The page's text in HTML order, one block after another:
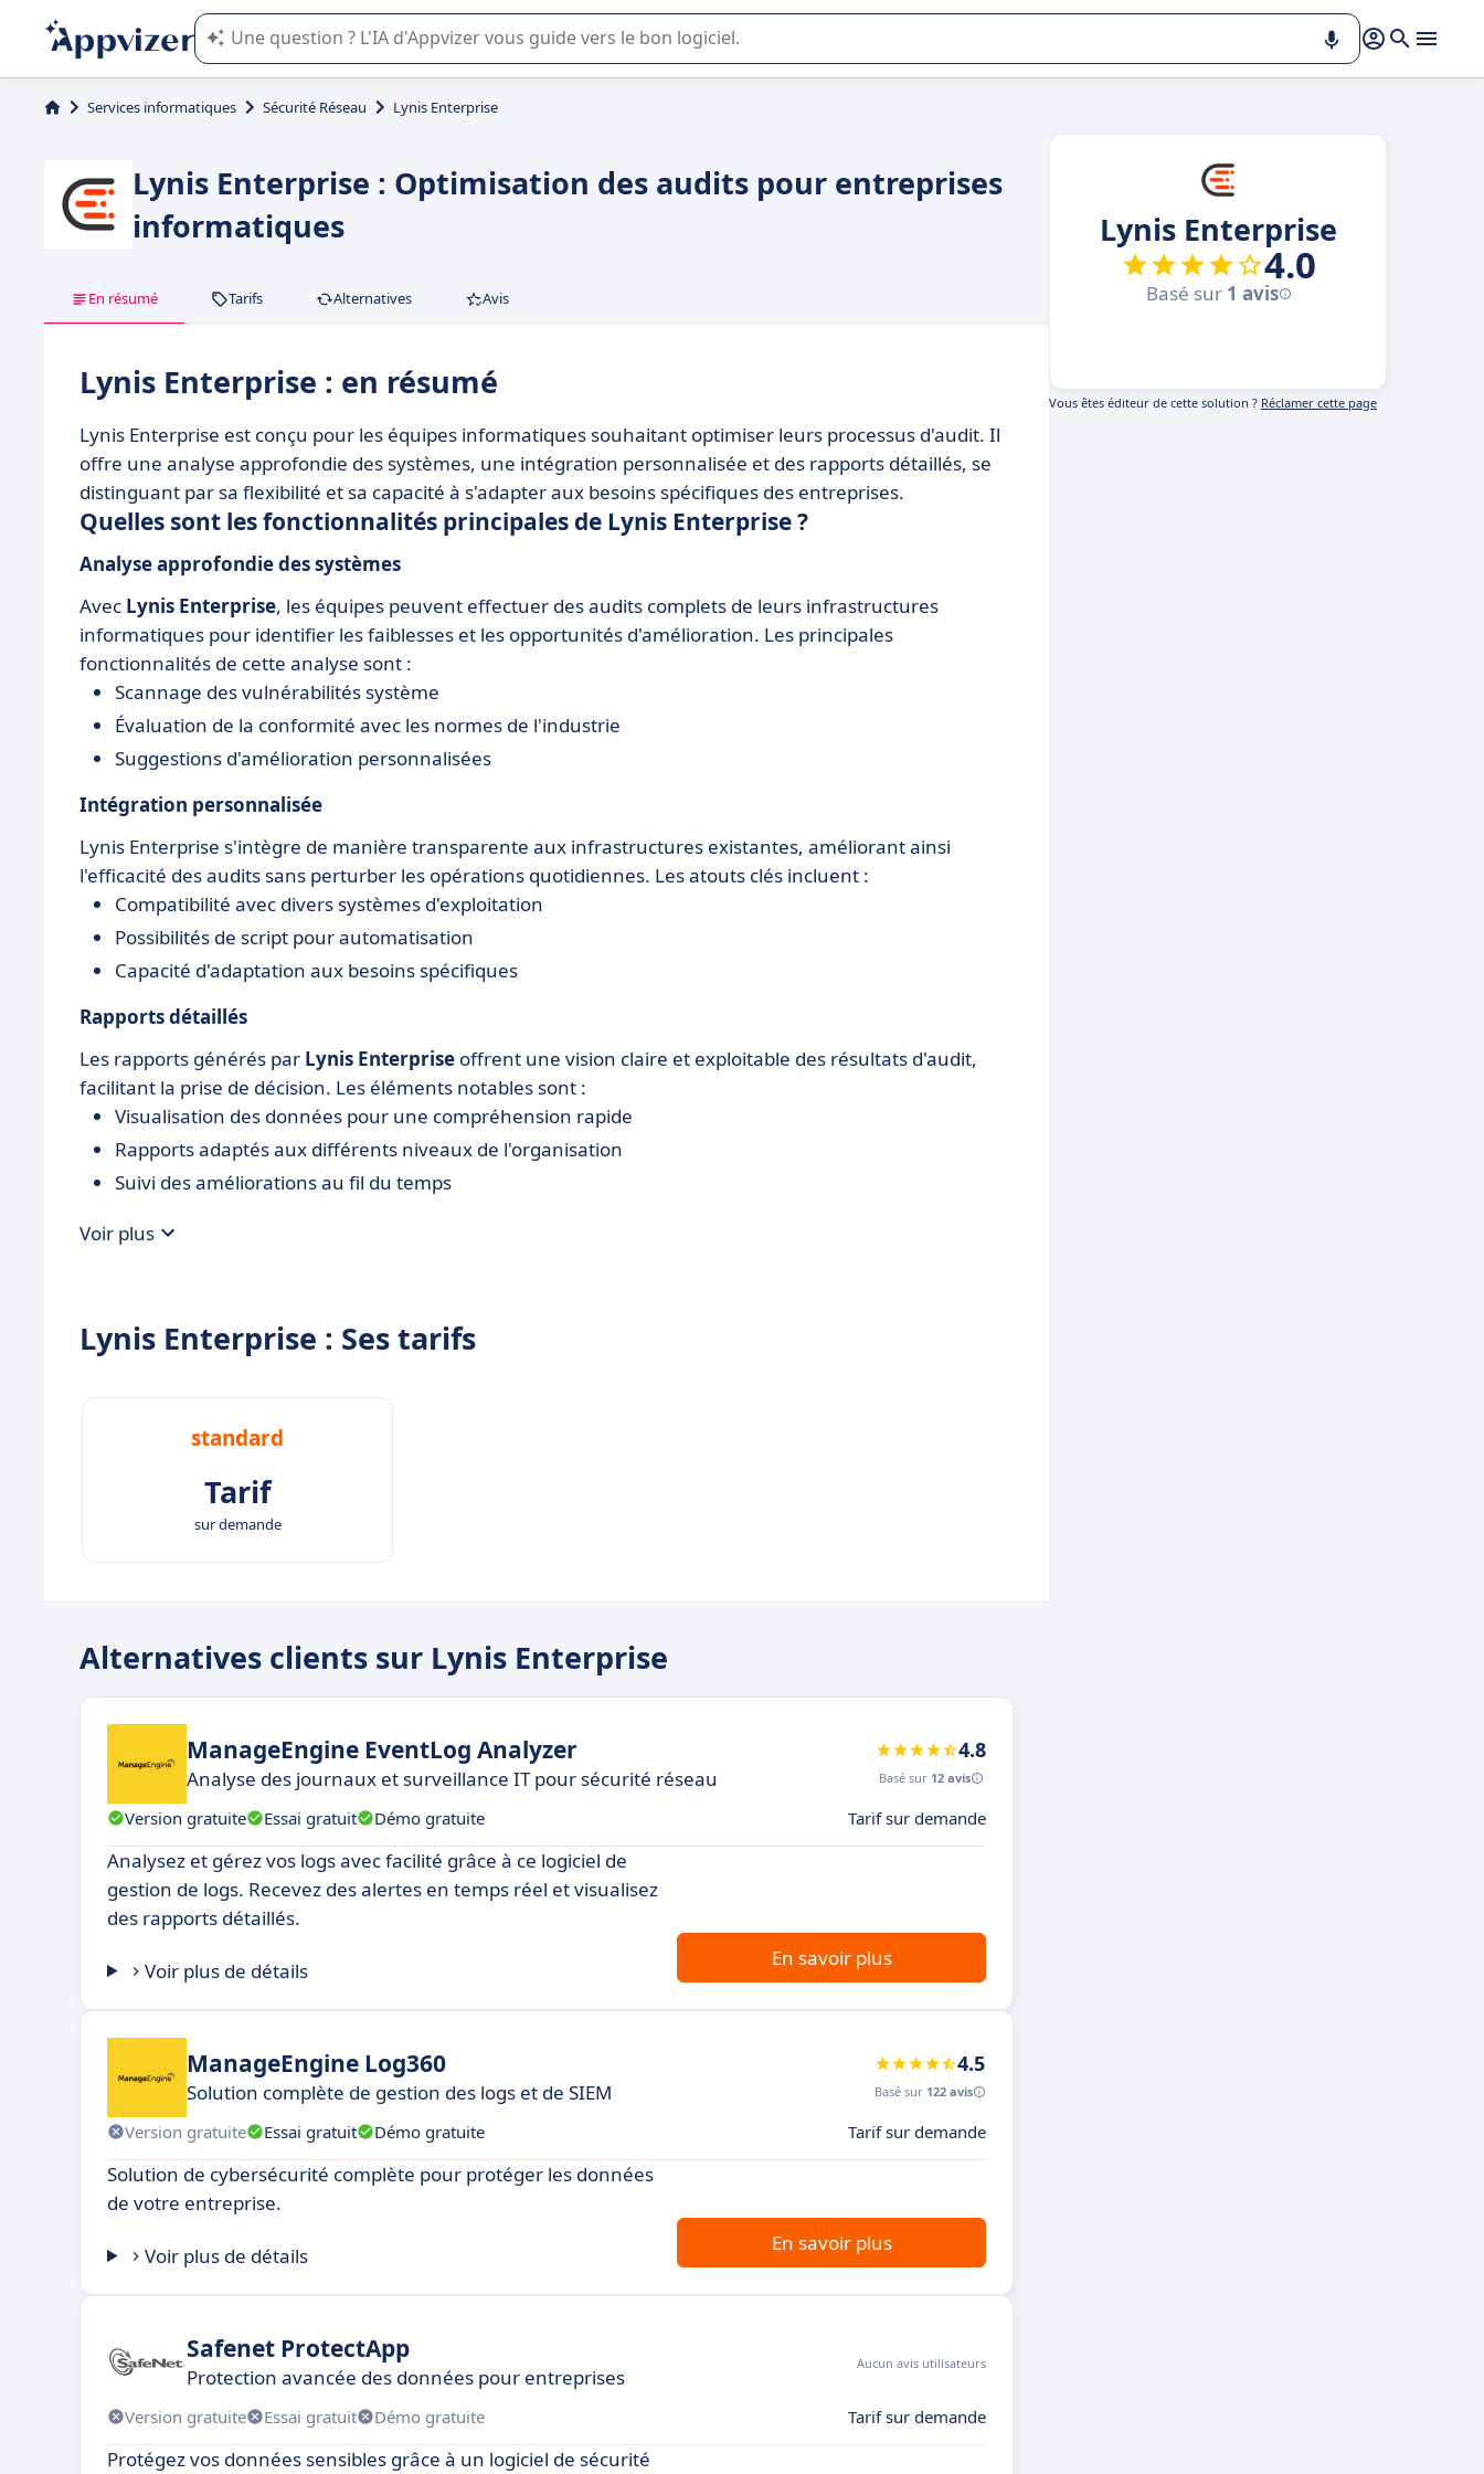
L'IA de Appvizer vous guide dans l'utilisation ou la sélection de logiciel SaaS en entreprise.
Services informatiques Sécurité Réseau Lynis Enterprise
Lynis Enterprise : Optimisation des audits pour entreprises
informatiques
En résumé Tarifs Alternatives Avis
Lynis Enterprise : en résumé
Lynis Enterprise est conçu pour les équipes informatiques souhaitant optimiser leurs processus d'audit. Il
offre une analyse approfondie des systèmes, une intégration personnalisée et des rapports détaillés, se
distinguant par sa flexibilité et sa capacité à s'adapter aux besoins spécifiques des entreprises.
Quelles sont les fonctionnalités principales de Lynis Enterprise ?
Analyse approfondie des systèmes
Avec Lynis Enterprise, les équipes peuvent effectuer des audits complets de leurs infrastructures
informatiques pour identifier les faiblesses et les opportunités d'amélioration. Les principales
fonctionnalités de cette analyse sont :
Scannage des vulnérabilités système
Évaluation de la conformité avec les normes de l'industrie
Suggestions d'amélioration personnalisées
Intégration personnalisée
Lynis Enterprise s'intègre de manière transparente aux infrastructures existantes, améliorant ainsi
l'efficacité des audits sans perturber les opérations quotidiennes. Les atouts clés incluent :
Compatibilité avec divers systèmes d'exploitation
Possibilités de script pour automatisation
Capacité d'adaptation aux besoins spécifiques
Rapports détaillés
Les rapports générés par Lynis Enterprise offrent une vision claire et exploitable des résultats d'audit,
facilitant la prise de décision. Les éléments notables sont :
Visualisation des données pour une compréhension rapide
Rapports adaptés aux différents niveaux de l'organisation
Suivi des améliorations au fil du temps
Voir plus
Lynis Enterprise : Ses tarifs
standard
Tarif
sur demande
Alternatives clients sur Lynis Enterprise
ManageEngine EventLog Analyzer
Analyse des journaux et surveillance IT pour sécurité réseau
4.8
Basé sur 12 avis
Version gratuite Essai gratuit Démo gratuite Tarif sur demande
Analysez et gérez vos logs avec facilité grâce à ce logiciel de
gestion de logs. Recevez des alertes en temps réel et visualisez
des rapports détaillés.
Voir plus de détails
En savoir plus
ManageEngine Log360
Solution complète de gestion des logs et de SIEM
4.5
Basé sur 122 avis
Version gratuite Essai gratuit Démo gratuite Tarif sur demande
Solution de cybersécurité complète pour protéger les données
de votre entreprise.
Voir plus de détails
En savoir plus
Safenet ProtectApp
Protection avancée des données pour entreprises
Aucun avis utilisateurs
Version gratuite Essai gratuit Démo gratuite Tarif sur demande
Protégez vos données sensibles grâce à un logiciel de sécurité
Lynis Enterprise
4.0
Basé sur 1 avis
Vous êtes éditeur de cette solution ? Réclamer cette page